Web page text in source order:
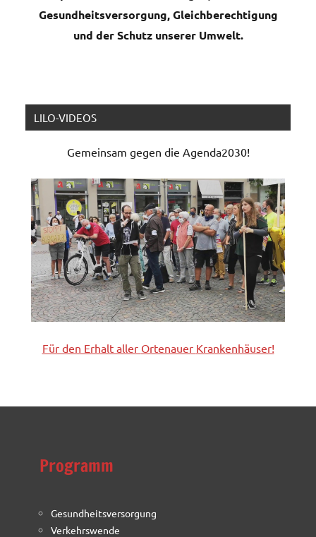
Gesundheitsversorgung, Gleichberechtigung
und der Schutz unserer Umwelt.
LILO-VIDEOS
Gemeinsam gegen die Agenda2030!
Für den Erhalt aller Ortenauer Krankenhäuser!
Programm
Gesundheitsversorgung
Verkehrswende